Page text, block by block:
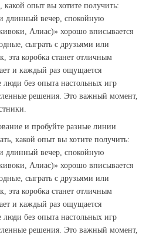
опыт вы хотите получить:
длинный вечер, спокойную
Алиас)» хорошо вписывается
сыграть с друзьями или
эта коробка станет отличным
и каждый раз ощущается
без опыта настольных игр
решения. Это важный момент,
и пробуйте разные линии
какой опыт вы хотите получить:
длинный вечер, спокойную
Алиас)» хорошо вписывается
сыграть с друзьями или
эта коробка станет отличным
и каждый раз ощущается
без опыта настольных игр
решения. Это важный момент,